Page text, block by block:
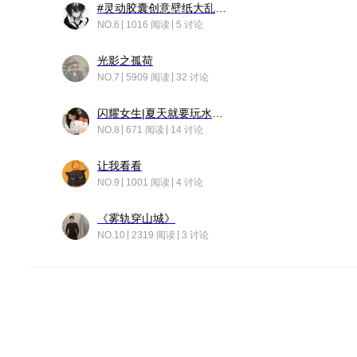
NO.6 1016 阅读 5 讨论
光影之孤荷
NO.7 5909 阅读 32 讨论
NO.8 671 阅读 14 讨论
让我看看
NO.9 1001 阅读 4 讨论
《雾轨穿山城》
NO.10 2319 阅读 3 讨论